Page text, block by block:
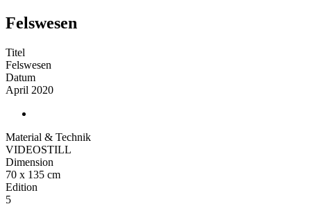
Felswesen
Titel
Felswesen
Datum
April 2020
Material & Technik
VIDEOSTILL
Dimension
70 x 135 cm
Edition
5